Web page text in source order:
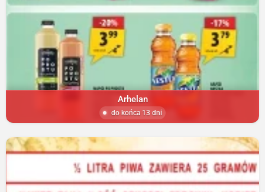
Arhelan
do końca 13 dni